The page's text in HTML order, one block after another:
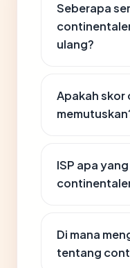
Seberapa
ulang?
Apakah skor
ISP apa
Di mana
tentang